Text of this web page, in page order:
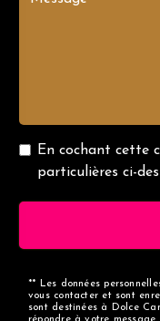
En cochant cette
particulières ci-
** Les données
vous contacter et sont
sont destinées à Dolce